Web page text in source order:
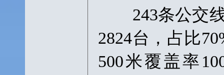
243条公交线
2824台，占比
500米覆盖率